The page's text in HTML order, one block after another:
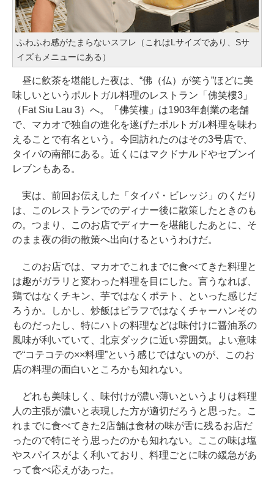
ふわふわ感がたまらないスフレ（これはLサイズであり、Sサ
イズもメニューにある）
昼に飲茶を堪能した夜は、“佛（仏）が笑う”ほどに美
味しいというポルトガル料理のレストラン「佛笑樓3」
（Fat Siu Lau 3）へ。「佛笑樓」は1903年創業の老舗
で、マカオで独自の進化を遂げたポルトガル料理を味わ
えることで有名という。今回訪れたのはその3号店で、
タイパの南部にある。近くにはマクドナルドやセブンイ
レブンもある。
実は、前回お伝えした「タイパ・ビレッジ」のくだり
は、このレストランでのディナー後に散策したときのも
の。つまり、このお店でディナーを堪能したあとに、そ
のまま夜の街の散策へ出向けるというわけだ。
このお店では、マカオでこれまでに食べてきた料理と
は趣がガラリと変わった料理を目にした。言うなれば、
鶏ではなくチキン、芋ではなくポテト、といった感じだ
ろうか。しかし、炒飯はピラフではなくチャーハンその
ものだったし、特にハトの料理などは味付けに醤油系の
風味が利いていて、北京ダックに近い雰囲気。よい意味
で“コテコテの××料理”という感じではないのが、このお
店の料理の面白いところかも知れない。
どれも美味しく、味付けが濃い薄いというよりは料理
人の主張が濃いと表現した方が適切だろうと思った。こ
れまでに食べてきた2店舗は食材の味が舌に残るお店だ
ったので特にそう思ったのかも知れない。ここの味は塩
やスパイスがよく利いており、料理ごとに味の緩急があ
って食べ応えがあった。